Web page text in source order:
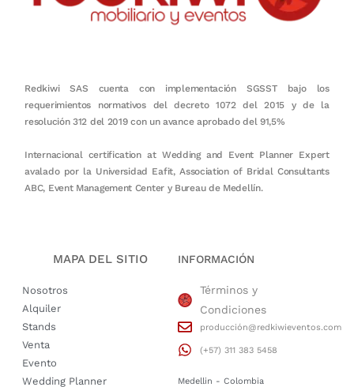
Redkiwi SAS cuenta con implementación SGSST bajo los
requerimientos normativos del decreto 1072 del 2015 y de la
resolución 312 del 2019 con un avance aprobado del 91,5%
Internacional certification at Wedding and Event Planner Expert
avalado por la Universidad Eafit, Association of Bridal Consultants
ABC, Event Management Center y Bureau de Medellín.
MAPA DEL SITIO
Nosotros
Alquiler
Stands
Venta
Evento
Wedding Planner
INFORMACIÓN
Términos y
Condiciones
producción@redkiwieventos.com
(+57) 311 383 5458
Medellin - Colombia